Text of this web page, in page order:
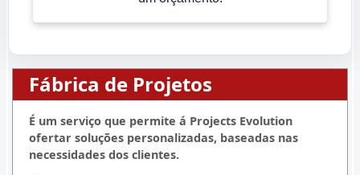
Fábrica de Projetos
É um serviço que permite á Projects Evolution
ofertar soluções personalizadas, baseadas nas
necessidades dos clientes.